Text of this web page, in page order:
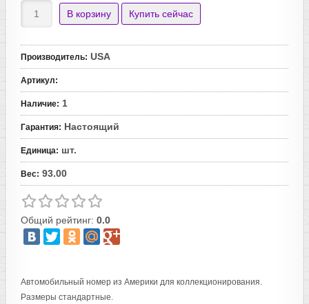
Производитель: USA
Артикул:
Наличие: 1
Гарантия: Настоящий
Единица: шт.
Вес: 93.00
Общий рейтинг: 0.0
Автомобильный номер из Америки для коллекционирования.
Размеры стандартные.